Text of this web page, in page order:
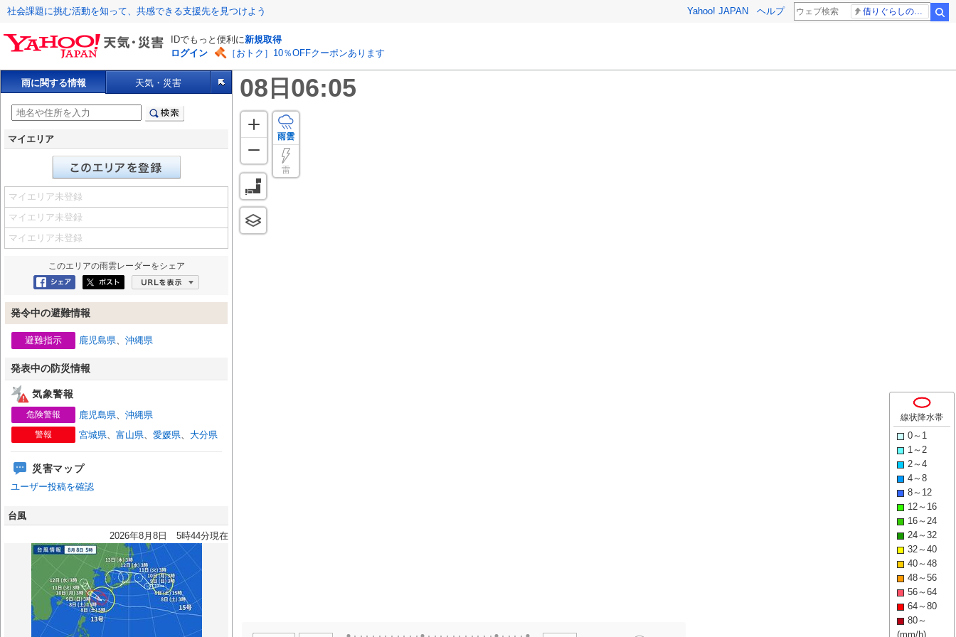
社会課題に挑む活動を知って、共感できる支援先を見つけよう Yahoo! JAPAN ヘルプ 借りぐらしのアリエッティ 耳をすませば
IDでもっと便利に新規取得
ログイン
［おトク］10％OFFクーポンあります
雨に関する情報 天気・災害
マイエリア
マイエリア未登録
マイエリア未登録
マイエリア未登録
このエリアの雨雲レーダーをシェア
Facebookにシェア
ポスト
発令中の避難情報
避難指示 鹿児島県、 沖縄県
発表中の防災情報
気象警報
危険警報 鹿児島県、 沖縄県
警報 宮城県、 富山県、 愛媛県、 大分県
災害マップ
ユーザー投稿を確認
台風
2026年8月8日 5時44分現在
雨雲
雷
08 日 06:05
線状降水帯
0～1
1～2
2～4
4～8
8～12
12～16
16～24
24～32
32～40
40～48
48～56
56～64
64～80
80～
(mm/h)